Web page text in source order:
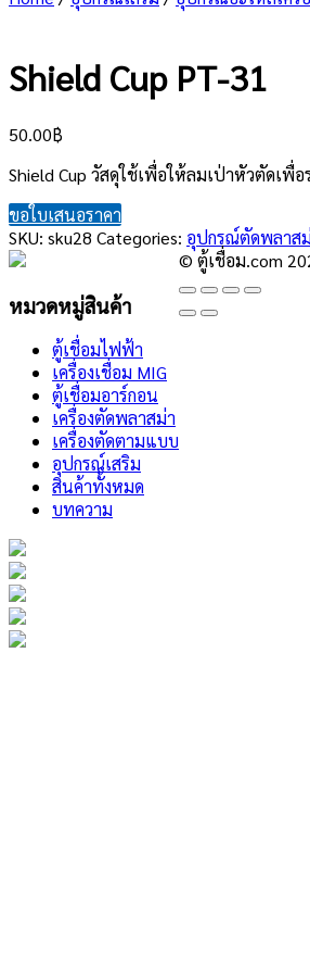
Shield Cup PT-31
50.00฿
Shield Cup วัสดุใช้เพื่อให้ลมเป่าหัวตัดเพื่
ขอใบเสนอราคา
SKU: sku28 Categories: อุปกรณ์ตัดพลาสม่
หมวดหมู่สินค้า
ตู้เชื่อมไฟฟ้า
เครื่องเชื่อม MIG
ตู้เชื่อมอาร์กอน
เครื่องตัดพลาสม่า
เครื่องตัดตามแบบ
อุปกรณ์เสริม
สินค้าทั้งหมด
บทความ
© ตู้เชื่อม.com